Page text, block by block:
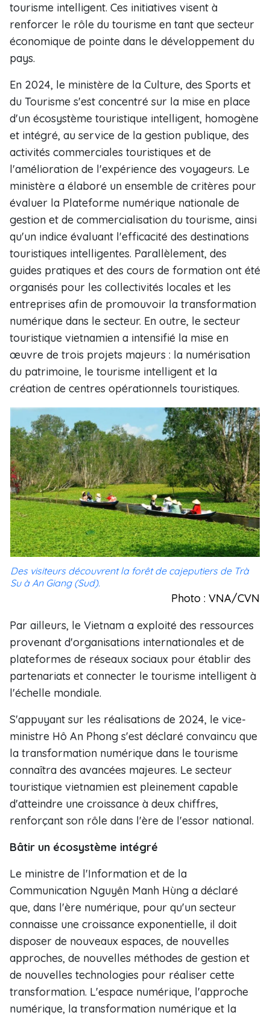
tourisme intelligent. Ces initiatives visent à
renforcer le rôle du tourisme en tant que secteur
économique de pointe dans le développement du
pays.
En 2024, le ministère de la Culture, des Sports et
du Tourisme s'est concentré sur la mise en place
d'un écosystème touristique intelligent, homogène
et intégré, au service de la gestion publique, des
activités commerciales touristiques et de
l'amélioration de l'expérience des voyageurs. Le
ministère a élaboré un ensemble de critères pour
évaluer la Plateforme numérique nationale de
gestion et de commercialisation du tourisme, ainsi
qu'un indice évaluant l'efficacité des destinations
touristiques intelligentes. Parallèlement, des
guides pratiques et des cours de formation ont été
organisés pour les collectivités locales et les
entreprises afin de promouvoir la transformation
numérique dans le secteur. En outre, le secteur
touristique vietnamien a intensifié la mise en
œuvre de trois projets majeurs : la numérisation
du patrimoine, le tourisme intelligent et la
création de centres opérationnels touristiques.
Des visiteurs découvrent la forêt de cajeputiers de Trà
Su à An Giang (Sud).
Photo : VNA/CVN
Par ailleurs, le Vietnam a exploité des ressources
provenant d'organisations internationales et de
plateformes de réseaux sociaux pour établir des
partenariats et connecter le tourisme intelligent à
l'échelle mondiale.
S'appuyant sur les réalisations de 2024, le vice-
ministre Hô An Phong s'est déclaré convaincu que
la transformation numérique dans le tourisme
connaîtra des avancées majeures. Le secteur
touristique vietnamien est pleinement capable
d'atteindre une croissance à deux chiffres,
renforçant son rôle dans l'ère de l'essor national.
Bâtir un écosystème intégré
Le ministre de l'Information et de la
Communication Nguyên Manh Hùng a déclaré
que, dans l'ère numérique, pour qu'un secteur
connaisse une croissance exponentielle, il doit
disposer de nouveaux espaces, de nouvelles
approches, de nouvelles méthodes de gestion et
de nouvelles technologies pour réaliser cette
transformation. L'espace numérique, l'approche
numérique, la transformation numérique et la